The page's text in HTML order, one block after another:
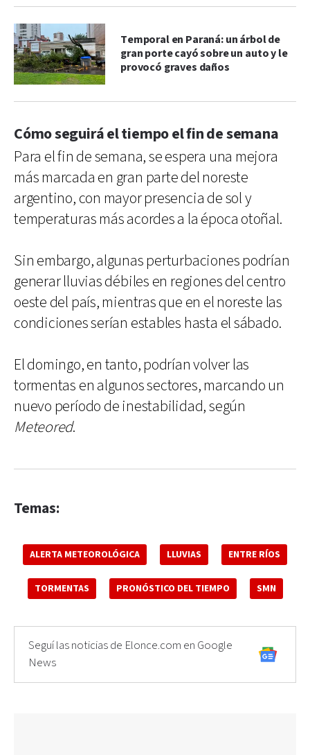
Temporal en Paraná: un árbol de
gran porte cayó sobre un auto y le
provocó graves daños
Cómo seguirá el tiempo el fin de semana
Para el fin de semana, se espera una mejora
más marcada en gran parte del noreste
argentino, con mayor presencia de sol y
temperaturas más acordes a la época otoñal.
Sin embargo, algunas perturbaciones podrían
generar lluvias débiles en regiones del centro
oeste del país, mientras que en el noreste las
condiciones serían estables hasta el sábado.
El domingo, en tanto, podrían volver las
tormentas en algunos sectores, marcando un
nuevo período de inestabilidad, según
Meteored.
Temas:
ALERTA METEOROLÓGICA LLUVIAS ENTRE RÍOS
TORMENTAS PRONÓSTICO DEL TIEMPO SMN
Seguí las noticias de Elonce.com en Google
News